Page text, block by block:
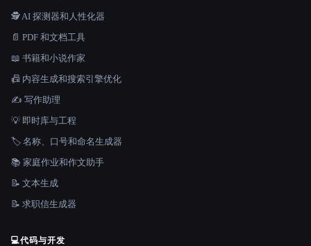
🕵️ AI 探测器和人性化器
📄 PDF 和文档工具
📖 书籍和小说作家
📠 内容生成和搜索引擎优化
✍️ 写作助理
💡 即时库与工程
🏷️ 名称、口号和命名生成器
📚 家庭作业和作文助手
📝 文本生成
📝 求职信生成器
💻代码与开发